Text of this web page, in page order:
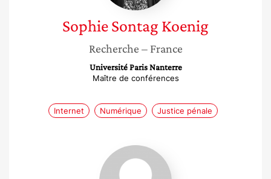
SophieSontag Koenig
Recherche – France
Université Paris Nanterre
Maître de conférences
Internet Numérique Justice pénale
Fairlie
Chappuis